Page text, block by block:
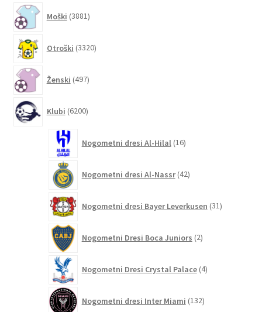
Moški 3881izdelkov
Otroški 3320izdelkov
Ženski 497izdelkov
Klubi 6200izdelkov
Nogometni dresi Al-Hilal 16izdelkov
Nogometni dresi Al-Nassr 42izdelkov
Nogometni dresi Bayer Leverkusen 31izdelkov
Nogometni Dresi Boca Juniors 2izdelka
Nogometni Dresi Crystal Palace 4izdelki
Nogometni dresi Inter Miami 132izdelkov